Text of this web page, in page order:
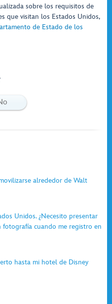
sobre los requisitos de
que visitan los Estados Unidos,
de Estado de los
alrededor de Walt
Unidos. ¿Necesito presentar
cuando me registro en
hasta mi hotel de Disney